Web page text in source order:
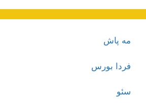
مه پاش
فردا بورس
سئو